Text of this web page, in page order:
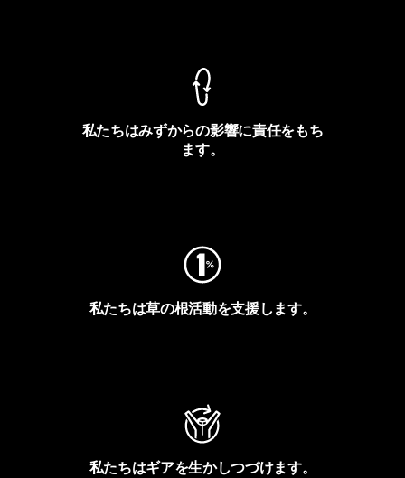
私たちはみずからの影響に責任をもち
ます。
私たちは草の根活動を支援します。
私たちはギアを生かしつづけます。